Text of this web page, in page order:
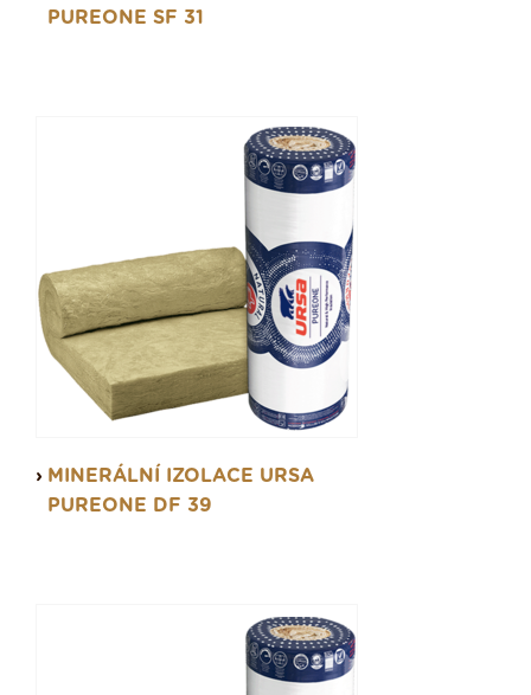
PUREONE SF 31
MINERÁLNÍ IZOLACE URSA
PUREONE DF 39